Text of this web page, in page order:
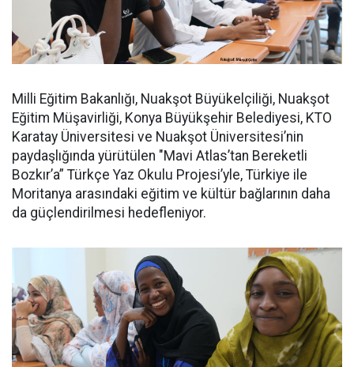
Milli Eğitim Bakanlığı, Nuakşot Büyükelçiliği, Nuakşot
Eğitim Müşavirliği, Konya Büyükşehir Belediyesi, KTO
Karatay Üniversitesi ve Nuakşot Üniversitesi’nin
paydaşlığında yürütülen "Mavi Atlas’tan Bereketli
Bozkır’a” Türkçe Yaz Okulu Projesi’yle, Türkiye ile
Moritanya arasındaki eğitim ve kültür bağlarının daha
da güçlendirilmesi hedefleniyor.